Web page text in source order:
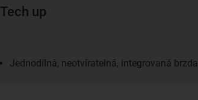
Tech up
Jednodílná, neotvíratelná, integrovaná brzda